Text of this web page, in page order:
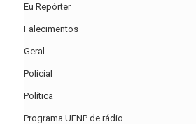
Eu Repórter
Falecimentos
Geral
Policial
Política
Programa UENP de rádio